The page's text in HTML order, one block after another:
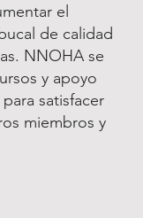
el
de calidad
NNOHA se
y apoyo
satisfacer
miembros y